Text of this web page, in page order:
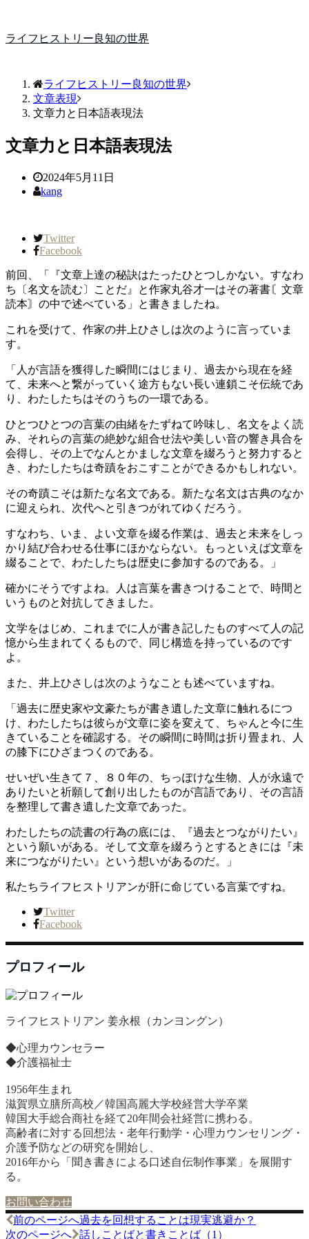
ライフヒストリー良知の世界
ライフヒストリー良知の世界
文章表現
文章力と日本語表現法
文章力と日本語表現法
2024年5月11日
kang
Twitter
Facebook
前回、「『文章上達の秘訣はたったひとつしかない。すなわ
ち〔名文を読む〕ことだ』と作家丸谷才一はその著書〘文章
読本〙の中で述べている」と書きましたね。
これを受けて、作家の井上ひさしは次のように言っていま
す。
「人が言語を獲得した瞬間にはじまり、過去から現在を経
て、未来へと繋がっていく途方もない長い連鎖こそ伝統であ
り、わたしたちはそのうちの一環である。
ひとつひとつの言葉の由緒をたずねて吟味し、名文をよく読
み、それらの言葉の絶妙な組合せ法や美しい音の響き具合を
会得し、その上でなんとかましな文章を綴ろうと努力すると
き、わたしたちは奇蹟をおこすことができるかもしれない。
その奇蹟こそは新たな名文である。新たな名文は古典のなか
に迎えられ、次代へと引きつがれてゆくだろう。
すなわち、いま、よい文章を綴る作業は、過去と未来をしっ
かり結び合わせる仕事にほかならない。もっといえば文章を
綴ることで、わたしたちは歴史に参加するのである。」
確かにそうですよね。人は言葉を書きつけることで、時間と
いうものと対抗してきました。
文学をはじめ、これまでに人が書き記したものすべて人の記
憶から生まれてくるもので、同じ構造を持っているのです
よ。
また、井上ひさしは次のようなことも述べていますね。
「過去に歴史家や文豪たちが書き遺した文章に触れるにつ
け、わたしたちは彼らが文章に姿を変えて、ちゃんと今に生
きていることを確認する。その瞬間に時間は折り畳まれ、人
の膝下にひざまつくのである。
せいぜい生きて７、８０年の、ちっぽけな生物、人が永遠で
ありたいと祈願して創り出したものが言語であり、その言語
を整理して書き遺した文章であった。
わたしたちの読書の行為の底には、『過去とつながりたい』
という願いがある。そして文章を綴ろうとするときには『未
来につながりたい』という想いがあるのだ。」
私たちライフヒストリアンが肝に命じている言葉ですね。
Twitter
Facebook
プロフィール
ライフヒストリアン 姜永根（カンヨングン）
◆心理カウンセラー
◆介護福祉士
1956年生まれ
滋賀県立膳所高校／韓国高麗大学校経営大学卒業
韓国大手総合商社を経て20年間会社経営に携わる。
高齢者に対する回想法・老年行動学・心理カウンセリング・
介護予防などの研究を開始し、
2016年から「聞き書きによる口述自伝制作事業」を展開す
る。
お問い合わせ
投前のページへ過去を回想することは現実逃避か？
次のページへ
話しことばと書きことば（1）